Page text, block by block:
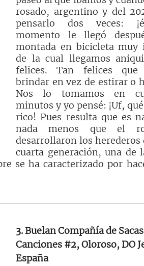
rosado, argentino y del
pensarlo dos veces:
momento le llegó
montada en bicicleta muy
de la cual llegamos
felices. Tan felices que
brindar en vez de estirar o
Nos lo tomamos en
minutos y yo pensé: ¡Uf,
rico! Pues resulta que es
nada menos que el
desarrollaron los herederos
cuarta generación, una de
se ha caracterizado por
3. Buelan Compañía de
Canciones #2, Oloroso, DO
España